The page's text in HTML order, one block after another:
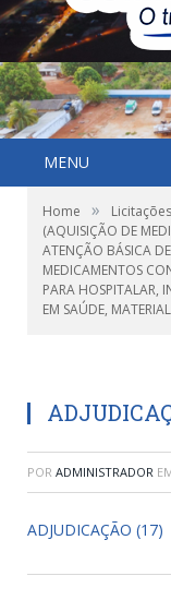
MENU
Home » Licitações
(AQUISIÇÃO DE
ATENÇÃO BÁSICA
MEDICAMENTOS
PARA HOSPITALAR,
EM SAÚDE,
POR ADMINISTRADOR
ADJUDICAÇÃO (17)